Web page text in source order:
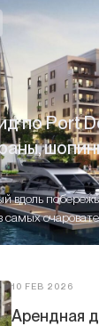
по Port
вдоль
самых
где
10 FEB 2026
Арендная